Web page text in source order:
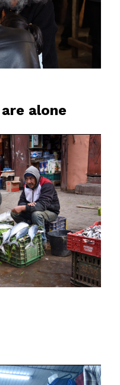
alone